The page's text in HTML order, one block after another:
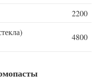
2200
4800